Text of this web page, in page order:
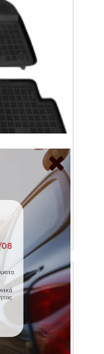
με Lexus